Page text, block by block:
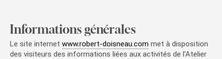
Informations générales
Le site internet www.robert-doisneau.com met à disposition
des visiteurs des informations liées aux activités de l'Atelier